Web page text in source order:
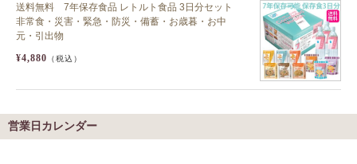
送料無料 7年保存食品 レトルト食品 3日分セット
非常食・災害・緊急・防災・備蓄・お歳暮・お中
元・引出物
¥4,880 （税込）
営業日カレンダー